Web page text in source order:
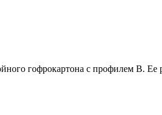
гофрокартона с профилем В.